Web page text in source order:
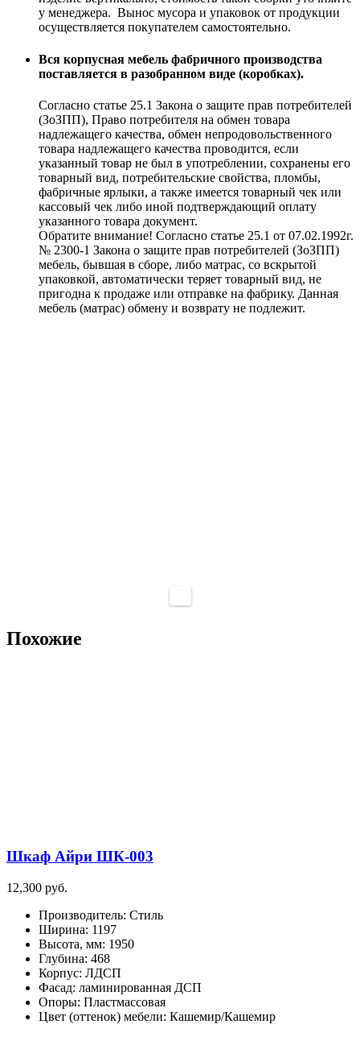
у менеджера. Вынос мусора и упаковок от продукции
осуществляется покупателем самостоятельно.
Вся корпусная мебель фабричного производства
поставляется в разобранном виде (коробках).
Согласно статье 25.1 Закона о защите прав потребителей
(ЗоЗПП), Право потребителя на обмен товара
надлежащего качества, обмен непродовольственного
товара надлежащего качества проводится, если
указанный товар не был в употреблении, сохранены его
товарный вид, потребительские свойства, пломбы,
фабричные ярлыки, а также имеется товарный чек или
кассовый чек либо иной подтверждающий оплату
указанного товара документ.
Обратите внимание! Согласно статье 25.1 от 07.02.1992г.
№ 2300-1 Закона о защите прав потребителей (ЗоЗПП)
мебель, бывшая в сборе, либо матрас, со вскрытой
упаковкой, автоматически теряет товарный вид, не
пригодна к продаже или отправке на фабрику. Данная
мебель (матрас) обмену и возврату не подлежит.
Похожие
Шкаф Айри ШК-003
12,300 руб.
Производитель: Стиль
Ширина: 1197
Высота, мм: 1950
Глубина: 468
Корпус: ЛДСП
Фасад: ламинированная ДСП
Опоры: Пластмассовая
Цвет (оттенок) мебели: Кашемир/Кашемир